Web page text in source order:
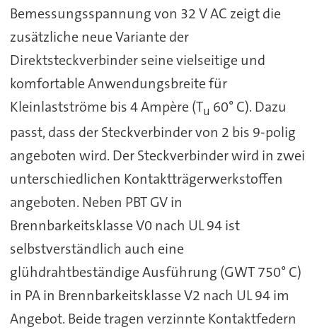
Bemessungsspannung von 32 V AC zeigt die
zusätzliche neue Variante der
Direktsteckverbinder seine vielseitige und
komfortable Anwendungsbreite für
Kleinlastströme bis 4 Ampère (Tu 60° C). Dazu
passt, dass der Steckverbinder von 2 bis 9-polig
angeboten wird. Der Steckverbinder wird in zwei
unterschiedlichen Kontaktträgerwerkstoffen
angeboten. Neben PBT GV in
Brennbarkeitsklasse V0 nach UL 94 ist
selbstverständlich auch eine
glühdrahtbeständige Ausführung (GWT 750° C)
in PA in Brennbarkeitsklasse V2 nach UL 94 im
Angebot. Beide tragen verzinnte Kontaktfedern